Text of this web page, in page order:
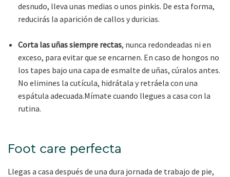
desnudo, lleva unas medias o unos pinkis. De esta forma,
reducirás la aparición de callos y duricias.
Corta las uñas siempre rectas, nunca redondeadas ni en
exceso, para evitar que se encarnen. En caso de hongos no
los tapes bajo una capa de esmalte de uñas, cúralos antes.
No elimines la cutícula, hidrátala y retráela con una
espátula adecuada.Mímate cuando llegues a casa con la
rutina.
Foot care perfecta
Llegas a casa después de una dura jornada de trabajo de pie,